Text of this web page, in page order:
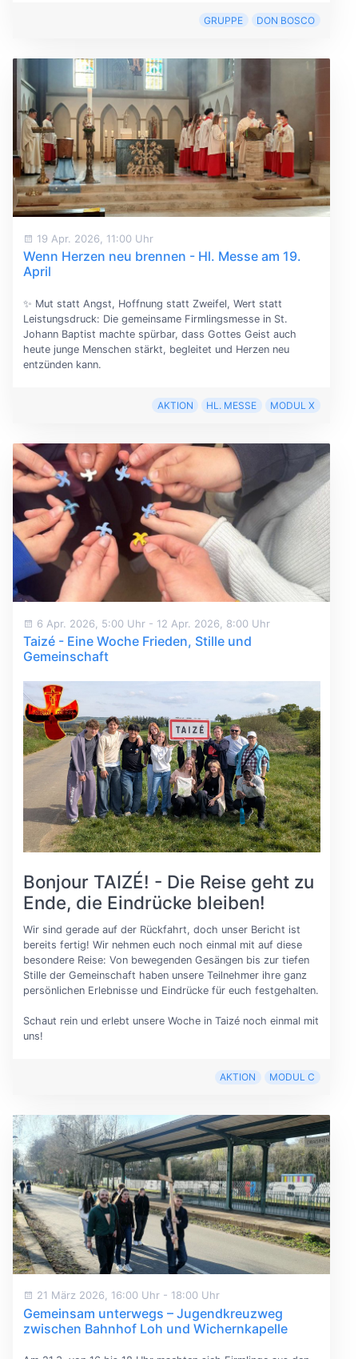
GRUPPE DON BOSCO
19 Apr. 2026, 11:00 Uhr
Wenn Herzen neu brennen - Hl. Messe am 19.
April
✨ Mut statt Angst, Hoffnung statt Zweifel, Wert statt
Leistungsdruck: Die gemeinsame Firmlingsmesse in St.
Johann Baptist machte spürbar, dass Gottes Geist auch
heute junge Menschen stärkt, begleitet und Herzen neu
entzünden kann.
AKTION HL. MESSE MODUL X
6 Apr. 2026, 5:00 Uhr - 12 Apr. 2026, 8:00 Uhr
Taizé - Eine Woche Frieden, Stille und
Gemeinschaft
Bonjour TAIZÉ! - Die Reise geht zu
Ende, die Eindrücke bleiben!
Wir sind gerade auf der Rückfahrt, doch unser Bericht ist
bereits fertig! Wir nehmen euch noch einmal mit auf diese
besondere Reise: Von bewegenden Gesängen bis zur tiefen
Stille der Gemeinschaft haben unsere Teilnehmer ihre ganz
persönlichen Erlebnisse und Eindrücke für euch festgehalten.
Schaut rein und erlebt unsere Woche in Taizé noch einmal mit
uns!
AKTION MODUL C
21 März 2026, 16:00 Uhr - 18:00 Uhr
Gemeinsam unterwegs – Jugendkreuzweg
zwischen Bahnhof Loh und Wichernkapelle